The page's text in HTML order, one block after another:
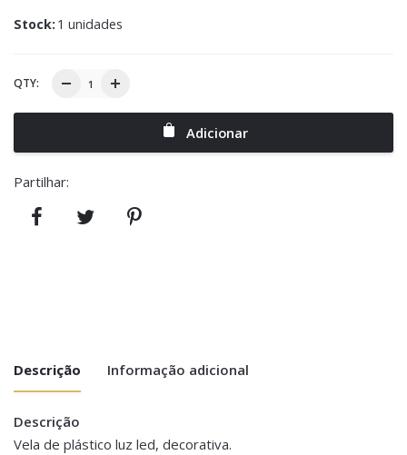
Stock: 1 unidades
QTY:
Adicionar
Partilhar:
Descrição Informação adicional
Descrição
Vela de plástico luz led, decorativa.
Peso 0.400 kg